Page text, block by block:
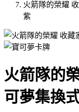
火箭隊的榮耀
紫
卡牌
火箭隊的
可夢集換